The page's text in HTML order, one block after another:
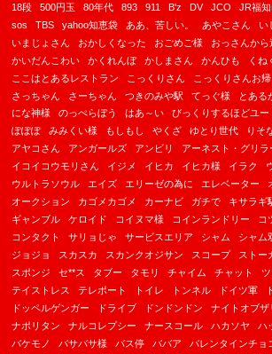
18段 500円玉 80年代 893 911 B'z DV JCO JR福
sos
TBS yahoo知恵袋 ああ、苦しい。 あやこさん い
いまじょさん
おかしくなった おごめご様 おっさんから
かいだんこわい
かくれんぼ かしまさん かんひも
くね
ここはとあるレストラン
こっくりさん こっくりさんお
さっちゃん
さーちゃん つきのみや駅 てっぐ様 とある
にな神様
のっぺらぼう はあ～い びっくりするほどユー
ぽぽぽ
みみくい様 もしもし やくざ ゆとり世代 りそ
アヤコさん
アンガールズ アンビリ アーネスト・グリラ
イコイコウモリさん
イジメ イヒカ イヒカ様 イラク
ウルトラソウル
エイズ エリーゼの為に エレベーター
オークション
カゴメカゴメ カーナビ ガチで キサラギ
ギャンブル
ケロイド コイヌマ様 コインランドリー コ
コンタクト
サリョじゃ サービスエリア シャム シャム
ジョジョ
スカスカ スカンクオジサン スコープ ストー
スポンジ
セ**ス タブー タモリ チャイム チャット
テイストレス
テレポート トイレ トンネル ドイツ軍
ドッペルゲンガー
ドライブ ドンドンドン
ナイトオブザ
ナポリタン
ナルコレプシー ナースコール ハカソヤ ハ
バケモノ
バサバサ様 バス停 ババア バレンタインチョ